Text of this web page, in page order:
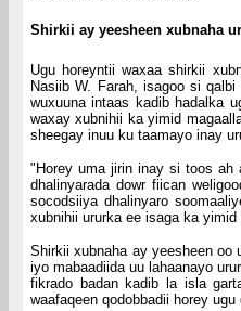
Shirkii ay yeesheen xubnaha
Ugu horeyntii waxaa shirkii
Nasiib W. Farah, isagoo si
wuxuuna intaas kadib hadalka
waxay xubnihii ka yimid
sheegay inuu ku taamayo inay
"Horey uma jirin inay si toos ah
dhalinyarada dowr fiican
socodsiiya dhalinyaro
xubnihii ururka ee isaga ka yimid
Shirkii xubnaha ay yeesheen oo
iyo mabaadiida uu lahaanayo
fikrado badan kadib la isla
waafaqeen qodobbadii horey ugu